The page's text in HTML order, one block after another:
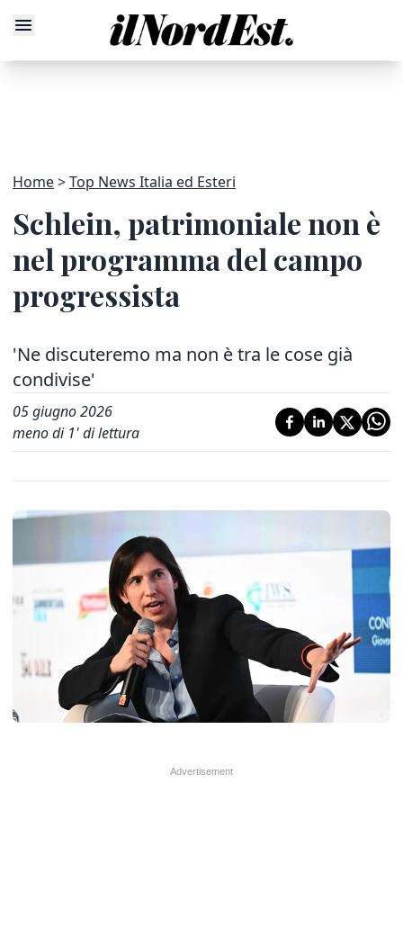
Home Top News Italia ed Esteri
Schlein, patrimoniale non è
nel programma del campo
progressista
'Ne discuteremo ma non è tra le cose già
condivise'
05 giugno 2026
meno di 1' di lettura